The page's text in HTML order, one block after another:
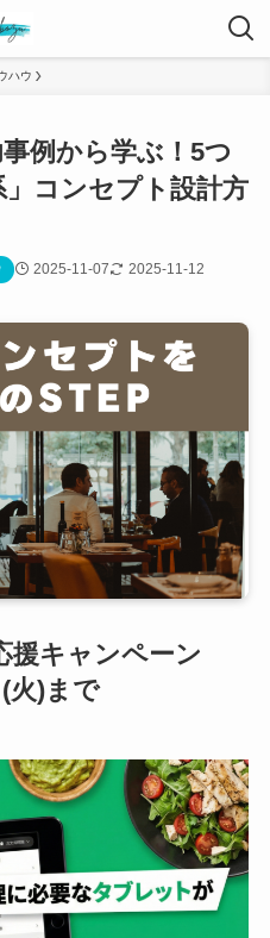
ハウ
例から学ぶ！5つ
コンセプト設計方
2025-11-07 2025-11-12
援キャンペーン
火)まで